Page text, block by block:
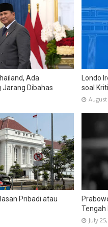
Ada
Jarang Dibahas
Londo
soal
August
Pribadi atau
Tengah
July